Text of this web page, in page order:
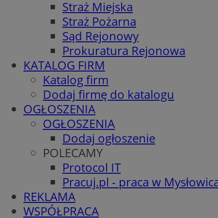
Straż Miejska
Straż Pożarna
Sąd Rejonowy
Prokuratura Rejonowa
KATALOG FIRM
Katalog firm
Dodaj firmę do katalogu
OGŁOSZENIA
OGŁOSZENIA
Dodaj ogłoszenie
POLECAMY
Protocol IT
Pracuj.pl - praca w
REKLAMA
WSPÓŁPRACA